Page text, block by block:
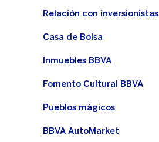
Relación con inversionistas
Casa de Bolsa
Inmuebles BBVA
Fomento Cultural BBVA
Pueblos mágicos
BBVA AutoMarket